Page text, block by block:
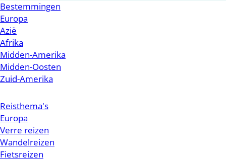
Bestemmingen
Europa
Azië
Afrika
Midden-Amerika
Midden-Oosten
Zuid-Amerika
Reisthema's
Europa
Verre reizen
Wandelreizen
Fietsreizen